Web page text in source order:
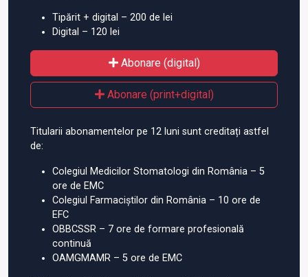
Tipărit + digital – 200 de lei
Digital – 120 lei
Abonare (digital)
Abonare (print+digital)
Titularii abonamentelor pe 12 luni sunt creditați astfel
de:
Colegiul Medicilor Stomatologi din România – 5
ore de EMC
Colegiul Farmaciștilor din România – 10 ore de
EFC
OBBCSSR – 7 ore de formare profesională
continuă
OAMGMAMR – 5 ore de EMC